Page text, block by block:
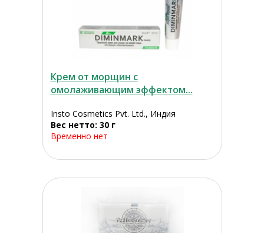
Крем от морщин с
омолаживающим эффектом...
Insto Cosmetics Pvt. Ltd., Индия
Вес нетто: 30 г
Временно нет